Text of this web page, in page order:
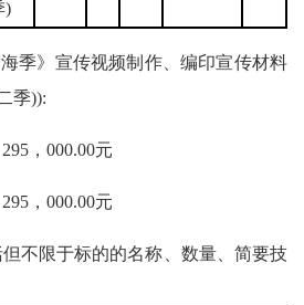
)
》宣传视频制作、编印宣传材料
季)):
，000.00元
，000.00元
限于标的的名称、数量、简要技